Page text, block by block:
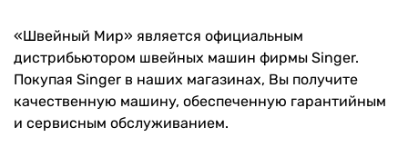
«Швейный Мир» является официальным
дистрибьютором швейных машин фирмы Singer.
Покупая Singer в наших магазинах, Вы получите
качественную машину, обеспеченную гарантийным
и сервисным обслуживанием.